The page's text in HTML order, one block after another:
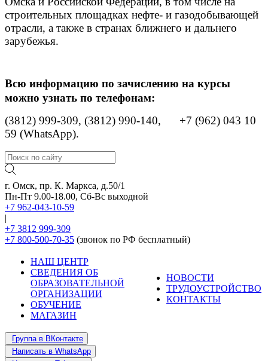
строительных площадках нефте- и газодобывающей
отрасли, а также в странах ближнего и дальнего
зарубежья.
Всю информацию по зачислению на курсы
можно узнать по телефонам:
(3812) 999-309, (3812) 990-140,
+7 (962) 043 10
59 (WhatsApp).
г. Омск, пр. К. Маркса, д.50/1
Пн-Пт 9.00-18.00, Сб-Вс выходной
+7 962-043-10-59
|
+7 3812 999-309
+7 800-500-70-35 (звонок по РФ бесплатный)
НАШ ЦЕНТР
СВЕДЕНИЯ ОБ
ОБРАЗОВАТЕЛЬНОЙ
ОРГАНИЗАЦИИ
ОБУЧЕНИЕ
МАГАЗИН
НОВОСТИ
ТРУДОУСТРОЙСТВО
КОНТАКТЫ
Группа в ВКонтакте
Написать в WhatsApp